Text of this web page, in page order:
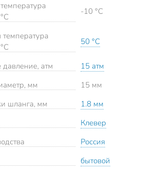
-10 °C
50 °C
атм
15 атм
мм
15 мм
шланга, мм
1.8 мм
Клевер
Россия
бытовой